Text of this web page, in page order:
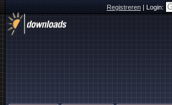
Registreren|Login: